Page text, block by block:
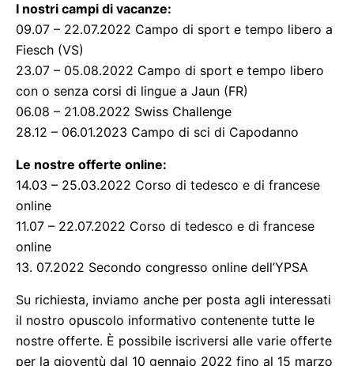
I nostri campi di vacanze:
09.07 – 22.07.2022 Campo di sport e tempo libero a
Fiesch (VS)
23.07 – 05.08.2022 Campo di sport e tempo libero
con o senza corsi di lingue a Jaun (FR)
06.08 – 21.08.2022 Swiss Challenge
28.12 – 06.01.2023 Campo di sci di Capodanno
Le nostre offerte online:
14.03 – 25.03.2022 Corso di tedesco e di francese
online
11.07 – 22.07.2022 Corso di tedesco e di francese
online
13. 07.2022 Secondo congresso online dell’YPSA
Su richiesta, inviamo anche per posta agli interessati
il nostro opuscolo informativo contenente tutte le
nostre offerte. È possibile iscriversi alle varie offerte
per la gioventù dal 10 gennaio 2022 fino al 15 marzo